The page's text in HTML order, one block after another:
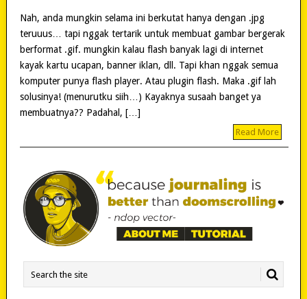
Nah, anda mungkin selama ini berkutat hanya dengan .jpg
teruuus… tapi nggak tertarik untuk membuat gambar bergerak
berformat .gif. mungkin kalau flash banyak lagi di internet
kayak kartu ucapan, banner iklan, dll. Tapi khan nggak semua
komputer punya flash player. Atau plugin flash. Maka .gif lah
solusinya! (menurutku siih…) Kayaknya susaah banget ya
membuatnya?? Padahal, […]
Read More